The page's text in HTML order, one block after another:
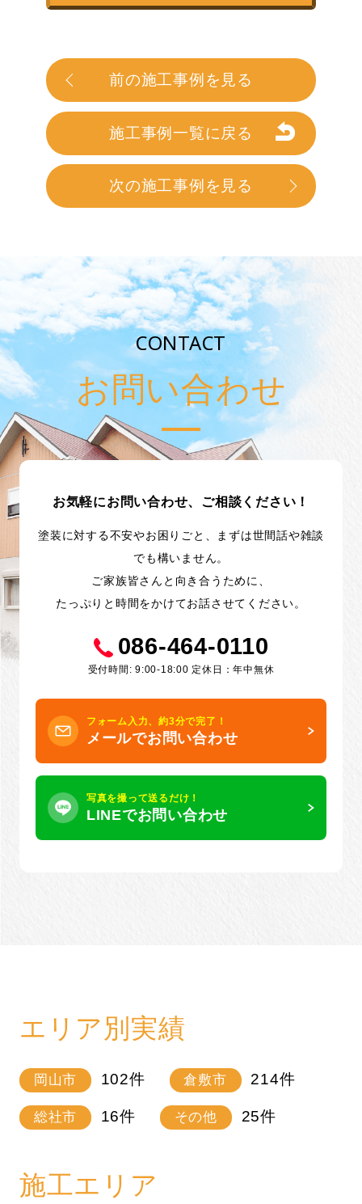
前の施工事例を見る
施工事例一覧に戻る
次の施工事例を見る
CONTACT
お問い合わせ
お気軽にお問い合わせ、ご相談ください！
塗装に対する不安やお困りごと、まずは世間話や雑談
でも構いません。
ご家族皆さんと向き合うために、
たっぷりと時間をかけてお話させてください。
086-464-0110
受付時間: 9:00-18:00 定休日：年中無休
フォーム入力、約3分で完了！
メールでお問い合わせ
写真を撮って送るだけ！
LINEでお問い合わせ
エリア別実績
岡山市 102件 倉敷市 214件
総社市 16件 その他 25件
施工エリア